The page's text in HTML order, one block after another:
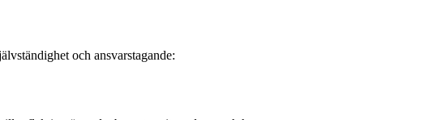
och ansvarstagande: